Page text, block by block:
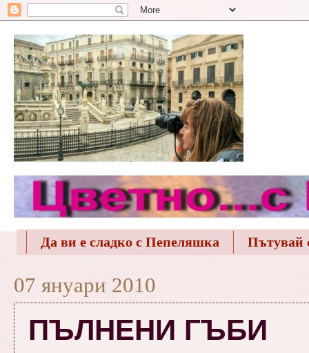
Да ви е сладко с Пепеляшка Пътувай
07 януари 2010
ПЪЛНЕНИ ГЪБИ